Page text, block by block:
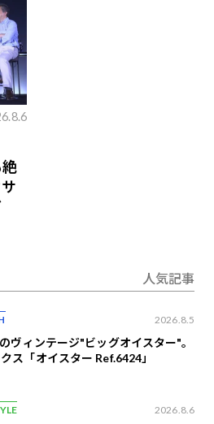
人気記事
2026.8.5
ヴィンテージ"ビッグオイスター"。
ス「オイスター Ref.6424」
2026.8.6